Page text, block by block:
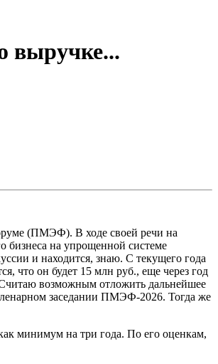
выручке...
(ПМЭФ). В ходе своей речи на
бизнеса на упрощенной системе
и находится, знаю. С текущего года
что он будет 15 млн руб., еще через год
Считаю возможным отложить дальнейшее
заседании ПМЭФ-2026. Тогда же
минимум на три года. По его оценкам,